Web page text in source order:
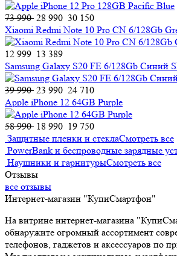
73 990 28 990 30 150
Xiaomi Redmi Note 10 Pro CN 6/128Gb
12 999 13 389
Samsung Galaxy S20 FE 6/128Gb Cиний
39 990 23 990 24 710
Apple iPhone 12 64GB Purple
58 990 18 990 19 750
Защитные пленки и стеклаСмотреть все
PowerBank и беспроводные зарядные
Наушники и гарнитурыСмотреть все
Отзывы
все отзывы
Интернет-магазин "КупиСмартфон"
На витрине интернет-магазина
обнаружите огромный ассортимент
телефонов, гаджетов и аксессуаров по